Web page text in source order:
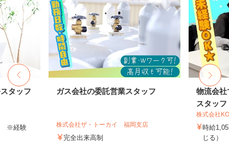
タッフ
※経験
ガス会社の委託営業スタッフ
株式会社ザ・トーカイ 福岡支店
完全出来高制
物流会社
スタッフ
株式会社
時給
じる）